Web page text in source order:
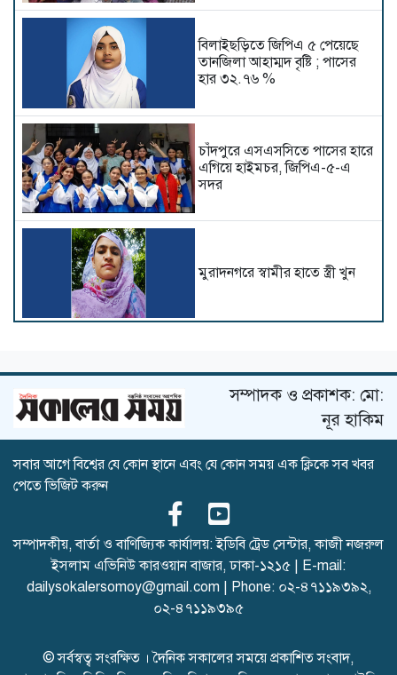
বিলাইছড়িতে জিপিএ ৫ পেয়েছে
তানজিলা আহাম্মদ বৃষ্টি ; পাসের
হার ৩২.৭৬ %
চাঁদপুরে এসএসসিতে পাসের হারে
এগিয়ে হাইমচর, জিপিএ-৫-এ
সদর
মুরাদনগরে স্বামীর হাতে স্ত্রী খুন
কাপ্তাইয়ে এসএসসির ফলাফলে
ধস, পাশের হার ৫১.৮৮%,
জিপিএ-৫ পেল ৪৬ জন
বগুড়ার শ্রেষ্ঠত্ব
গাছ লাগানোর মধ্যেই আগামীর
সবুজের স্বপ্ন: গাজীপুরে সাংবাদিক
কল্যাণ সমিতির বৃক্ষরোপণ কর্মসূচি
সম্পাদক ও প্রকাশক: মো:
নূর হাকিম
সবার আগে বিশ্বের যে কোন স্থানে এবং যে কোন সময় এক ক্লিকে সব খবর
পেতে ভিজিট করুন
সম্পাদকীয়, বার্তা ও বাণিজ্যিক কার্যালয়: ইডিবি ট্রেড সেন্টার, কাজী নজরুল
ইসলাম এভিনিউ কারওয়ান বাজার, ঢাকা-১২১৫ | E-mail:
dailysokalersomoy@gmail.com | Phone: ০২-৪৭১১৯৩৯২,
০২-৪৭১১৯৩৯৫
© সর্বস্বত্ব সংরক্ষিত । দৈনিক সকালের সময়ে প্রকাশিত সংবাদ,